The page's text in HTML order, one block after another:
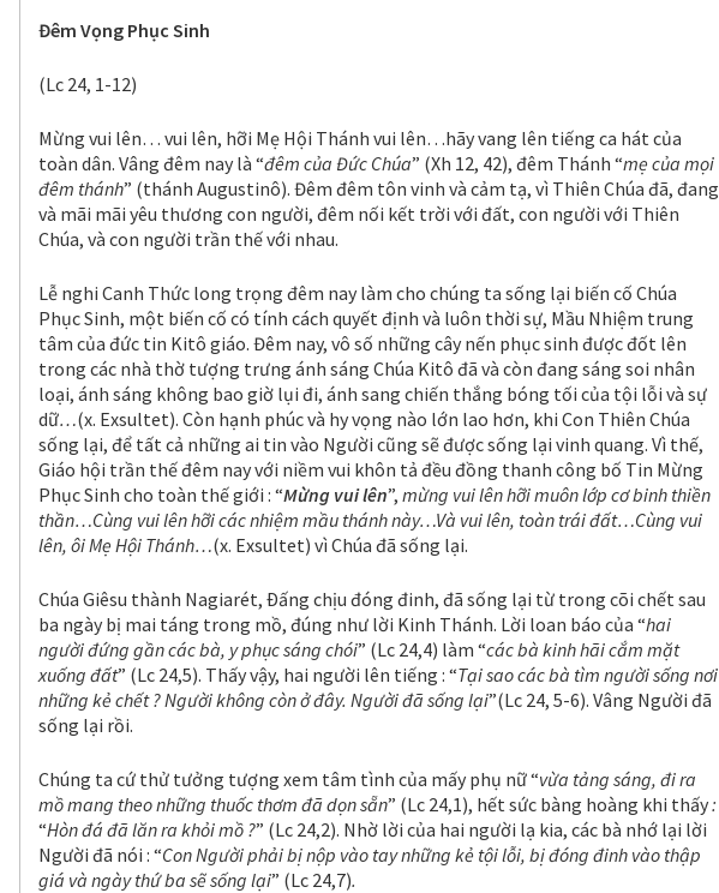
Đêm Vọng Phục Sinh
(Lc 24, 1-12)
Mừng vui lên… vui lên, hỡi Mẹ Hội Thánh vui lên…hãy vang lên tiếng ca hát của
toàn dân. Vâng đêm nay là “đêm của Đức Chúa” (Xh 12, 42), đêm Thánh “mẹ của mọi
đêm thánh” (thánh Augustinô). Đêm đêm tôn vinh và cảm tạ, vì Thiên Chúa đã, đang
và mãi mãi yêu thương con người, đêm nối kết trời với đất, con người với Thiên
Chúa, và con người trần thế với nhau.
Lễ nghi Canh Thức long trọng đêm nay làm cho chúng ta sống lại biến cố Chúa
Phục Sinh, một biến cố có tính cách quyết định và luôn thời sự, Mầu Nhiệm trung
tâm của đức tin Kitô giáo. Đêm nay, vô số những cây nến phục sinh được đốt lên
trong các nhà thờ tượng trưng ánh sáng Chúa Kitô đã và còn đang sáng soi nhân
loại, ánh sáng không bao giờ lụi đi, ánh sang chiến thắng bóng tối của tội lỗi và sự
dữ…(x. Exsultet). Còn hạnh phúc và hy vọng nào lớn lao hơn, khi Con Thiên Chúa
sống lại, để tất cả những ai tin vào Người cũng sẽ được sống lại vinh quang. Vì thế,
Giáo hội trần thế đêm nay với niềm vui khôn tả đều đồng thanh công bố Tin Mừng
Phục Sinh cho toàn thế giới : “Mừng vui lên”, mừng vui lên hỡi muôn lớp cơ binh thiền
thần…Cùng vui lên hỡi các nhiệm mầu thánh này…Và vui lên, toàn trái đất…Cùng vui
lên, ôi Mẹ Hội Thánh…(x. Exsultet) vì Chúa đã sống lại.
Chúa Giêsu thành Nagiarét, Ðấng chịu đóng đinh, đã sống lại từ trong cõi chết sau
ba ngày bị mai táng trong mồ, đúng như lời Kinh Thánh. Lời loan báo của “hai
người đứng gần các bà, y phục sáng chói” (Lc 24,4) làm “các bà kinh hãi cắm mặt
xuống đất” (Lc 24,5). Thấy vậy, hai người lên tiếng : “Tại sao các bà tìm người sống nơi
những kẻ chết ? Người không còn ở đây. Người đã sống lại”(Lc 24, 5-6). Vâng Người đã
sống lại rồi.
Chúng ta cứ thử tưởng tượng xem tâm tình của mấy phụ nữ “vừa tảng sáng, đi ra
mồ mang theo những thuốc thơm đã dọn sẵn” (Lc 24,1), hết sức bàng hoàng khi thấy:
“Hòn đá đã lăn ra khỏi mồ ?” (Lc 24,2). Nhờ lời của hai người lạ kia, các bà nhớ lại lời
Người đã nói : “Con Người phải bị nộp vào tay những kẻ tội lỗi, bị đóng đinh vào thập
giá và ngày thứ ba sẽ sống lại” (Lc 24,7).